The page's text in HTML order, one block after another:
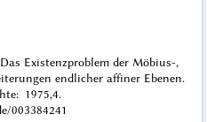
Existenzproblem der Möbius-,
endlicher affiner Ebenen.
1975,4.
003384241